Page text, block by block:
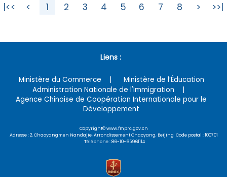
|<< < 1 2 3 4 5 6 7 8 > >>|
Liens :
Ministère du Commerce
Ministère de l’Éducation
Administration Nationale de l'Immigration
Agence Chinoise de Coopération Internationale pour le
Développement
Copyright© www.fmprc.gov.cn
Adresse : 2, Chaoyangmen Nandajie, Arrondissement Chaoyang, Beijing Code postal : 100701
Téléphone : 86-10-65961114